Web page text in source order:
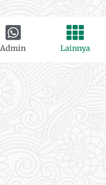
Admin Lainnya